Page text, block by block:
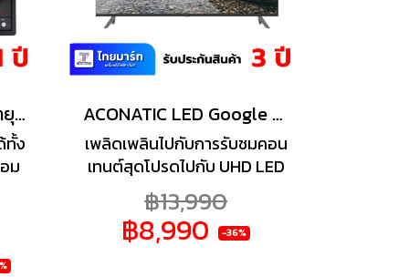
ACONATIC เครื่องเล่นวิทยุ รุ่น AN-888 สีดำ
ทั้ง
ม
น
ACONATIC LED Google TV 4K รุ่น 55US700AN Google TV 55นิ้ว Frameless Design
เพลิดเพลินไปกับการรับชมคอน
เทนต์สุดโปรดไปกับ UHD LED
Google TV ดีไซน์ขอบจอบาง
เฉียบ จากแบรนด์คุณภาพ
ACONATIC รุ่น 55US700AN
฿13,990
฿8,990 -36%